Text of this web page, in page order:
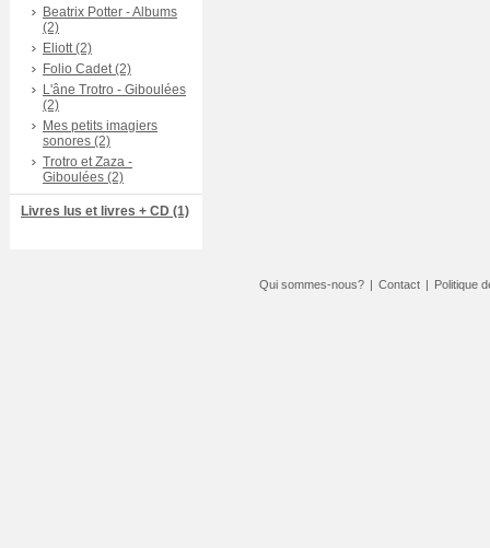
Beatrix Potter - Albums
(2)
Eliott (2)
Folio Cadet (2)
L'âne Trotro - Giboulées
(2)
Mes petits imagiers
sonores (2)
Trotro et Zaza -
Giboulées (2)
Livres lus et livres + CD (1)
Qui sommes-nous? | Contact | Politique